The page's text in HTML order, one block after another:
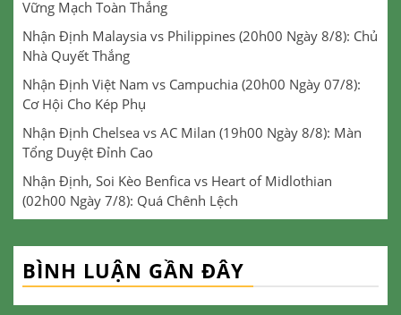
Vững Mạch Toàn Thắng
Nhận Định Malaysia vs Philippines (20h00 Ngày 8/8): Chủ
Nhà Quyết Thắng
Nhận Định Việt Nam vs Campuchia (20h00 Ngày 07/8):
Cơ Hội Cho Kép Phụ
Nhận Định Chelsea vs AC Milan (19h00 Ngày 8/8): Màn
Tổng Duyệt Đỉnh Cao
Nhận Định, Soi Kèo Benfica vs Heart of Midlothian
(02h00 Ngày 7/8): Quá Chênh Lệch
BÌNH LUẬN GẦN ĐÂY